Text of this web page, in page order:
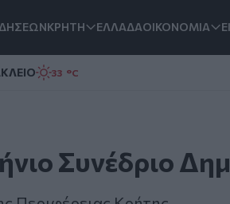
ΚΡΗΤΗ ΕΛΛΑΔΑΟΙΚΟΝΟΜΙΑ
33 °C
Συνέδριο